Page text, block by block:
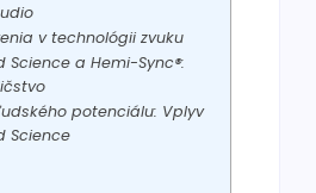
v technológii zvuku
Science a Hemi-Sync®:
potenciálu: Vplyv
Science